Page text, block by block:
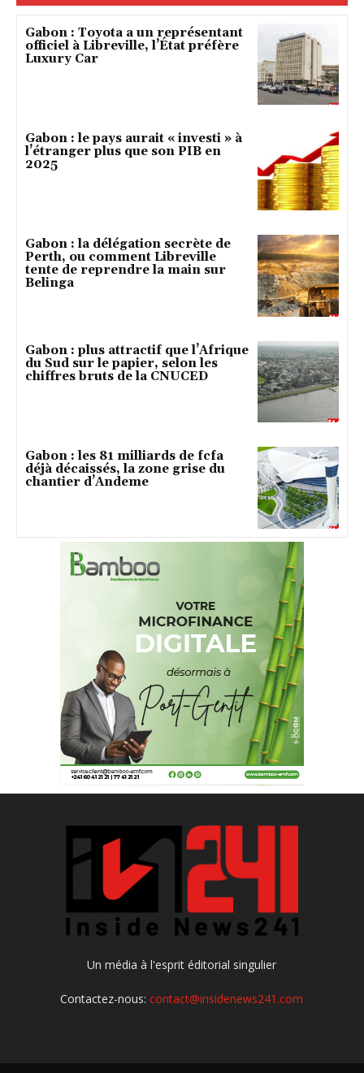
Gabon : Toyota a un représentant
officiel à Libreville, l’État préfère
Luxury Car
Gabon : le pays aurait « investi » à
l’étranger plus que son PIB en
2025
Gabon : la délégation secrète de
Perth, ou comment Libreville
tente de reprendre la main sur
Belinga
Gabon : plus attractif que l’Afrique
du Sud sur le papier, selon les
chiffres bruts de la CNUCED
Gabon : les 81 milliards de fcfa
déjà décaissés, la zone grise du
chantier d’Andeme
Un média à l'esprit éditorial singulier
Contactez-nous:contact@insidenews241.com